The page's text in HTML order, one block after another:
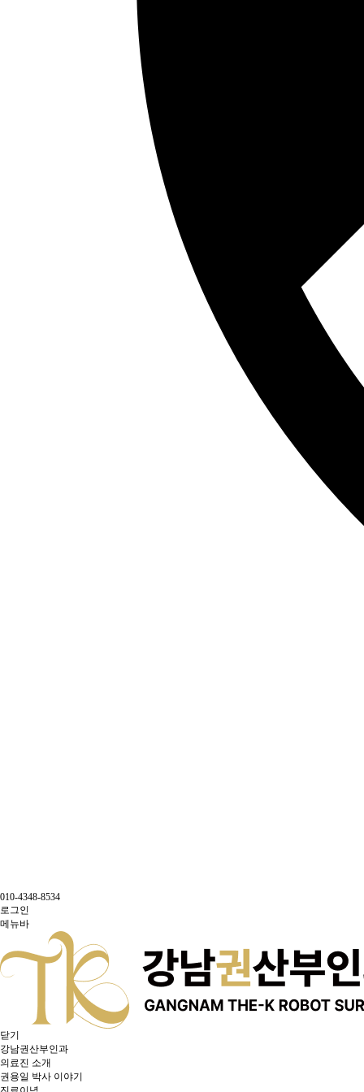
010-4348-8534
로그인
메뉴바
닫기
강남권산부인과
의료진 소개
권용일 박사 이야기